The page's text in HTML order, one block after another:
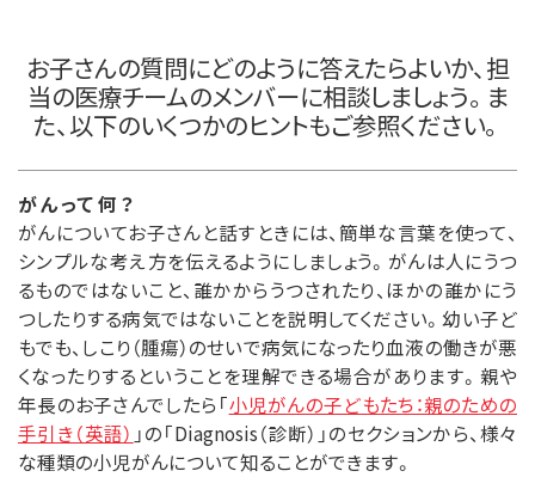
お子さんの質問にどのように答えたらよいか、担
当の医療チームのメンバーに相談しましょう。ま
た、以下のいくつかのヒントもご参照ください。
がんって何？
がんについてお子さんと話すときには、簡単な言葉を使って、
シンプルな考え方を伝えるようにしましょう。がんは人にうつ
るものではないこと、誰かからうつされたり、ほかの誰かにう
つしたりする病気ではないことを説明してください。幼い子ど
もでも、しこり（腫瘍）のせいで病気になったり血液の働きが悪
くなったりするということを理解できる場合があります。親や
年長のお子さんでしたら「小児がんの子どもたち：親のための
手引き（英語） 」の「Diagnosis（診断）」のセクションから、様々
な種類の小児がんについて知ることができます。